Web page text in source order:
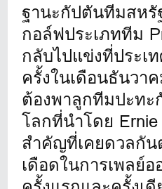
ฐานะกัปตันทีมสห
กอล์ฟประเภททีม
กลับไปแข่งที่ประเ
ครั้งในเดือนธันวา
ต้องพาลูกทีมปะทะ
โลกที่นำโดย
สำคัญที่เคยดวลกั
เดือดในการเพลย์